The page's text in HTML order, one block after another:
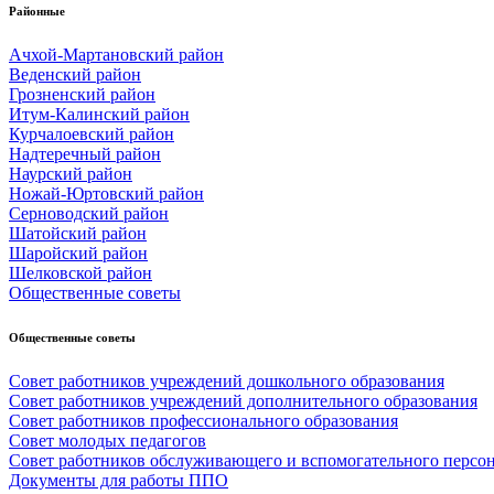
Районные
Ачхой-Мартановский район
Веденский район
Грозненский район
Итум-Калинский район
Курчалоевский район
Надтеречный район
Наурский район
Ножай-Юртовский район
Серноводский район
Шатойский район
Шаройский район
Шелковской район
Общественные советы
Общественные советы
Совет работников учреждений дошкольного образования
Совет работников учреждений дополнительного образования
Совет работников профессионального образования
Совет молодых педагогов
Совет работников обслуживающего и вспомогательного
Документы для работы ППО